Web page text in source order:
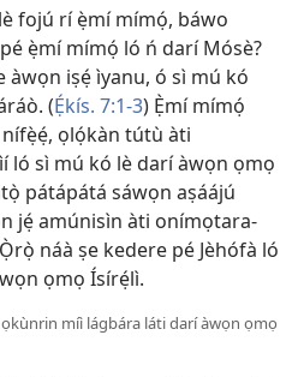
fojú rí ẹ̀mí mímọ́, báwo
ẹ̀mí mímọ́ ló ń darí Mósè?
àwọn iṣẹ́ ìyanu, ó sì mú kó
(Ẹ́kís. 7:​1-3) Ẹ̀mí mímọ́
ọlọ́kàn tútù àti
ló sì mú kó lè darí àwọn ọmọ
pátápátá sáwọn aṣáájú
jẹ́ amúnisìn àti onímọtara-
náà ṣe kedere pé Jèhófà ló
ọmọ Ísírẹ́lì.
míì lágbára láti darí àwọn ọmọ